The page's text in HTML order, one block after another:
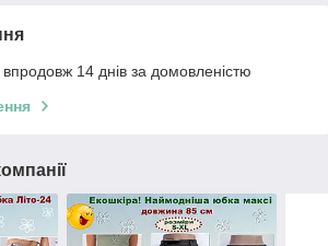
14 днів за домовленістю